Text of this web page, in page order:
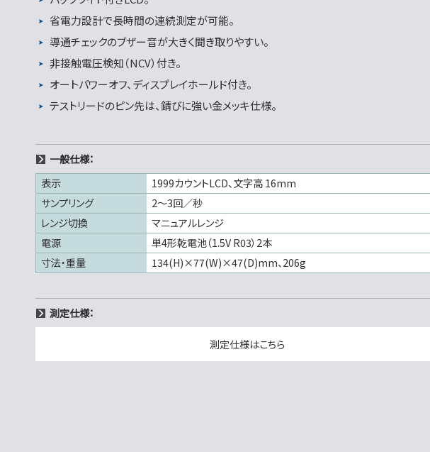
省電力設計で長時間の連続測定が可能。
導通チェックのブザー音が大きく聞き取りやすい。
非接触電圧検知（NCV）付き。
オートパワーオフ、ディスプレイホールド付き。
テストリードのピン先は、錆びに強い金メッキ仕様。
一般仕様：
表示
1999カウントLCD、文字高 16mm
サンプリング
2～3回／秒
レンジ切換
マニュアルレンジ
電源
単4形乾電池（1.5V R03）2本
寸法・重量
134(H)×77(W)×47(D)mm、206g
測定仕様：
測定仕様はこちら